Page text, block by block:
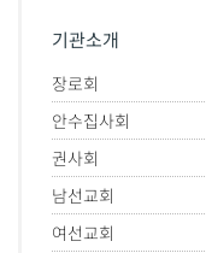
기관소개
장로회
안수집사회
권사회
남선교회
여선교회